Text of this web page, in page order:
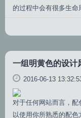
的过程中会有很多生
一组明黄色的设计
2016-06-13
对于任何网站而言，
以使用你所熟悉的配